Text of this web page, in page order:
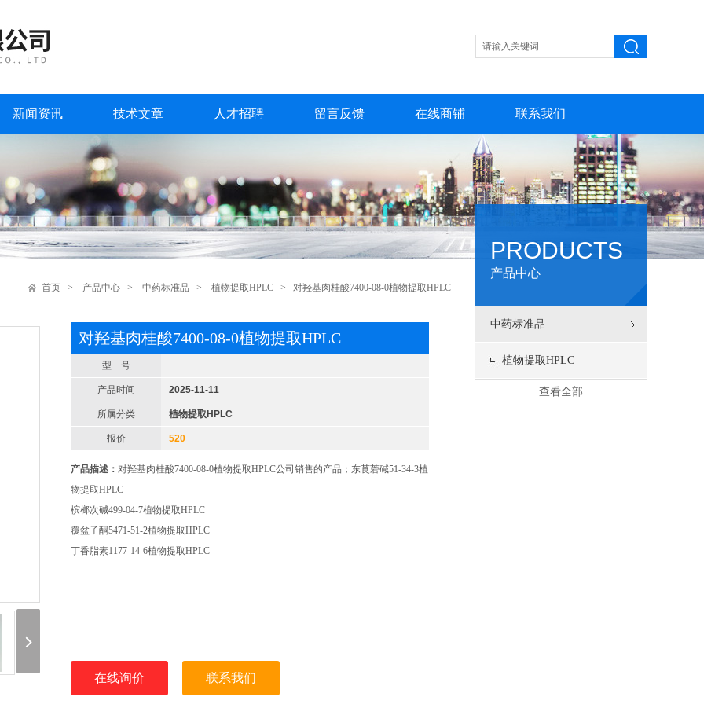
新闻资讯 技术文章 人才招聘 留言反馈 在线商铺 联系我们
PRODUCTS
产品中心
中药标准品
植物提取HPLC
查看全部
首页 > 产品中心 > 中药标准品 > 植物提取HPLC > 对羟基肉桂酸7400-08-0植物提取HPLC
对羟基肉桂酸7400-08-0植物提取HPLC
型 号
产品时间 2025-11-11
所属分类 植物提取HPLC
报价 520
产品描述： 对羟基肉桂酸7400-08-0植物提取HPLC公司销售的产品；东莨菪碱51-34-3植
物提取HPLC
槟榔次碱499-04-7植物提取HPLC
覆盆子酮5471-51-2植物提取HPLC
丁香脂素1177-14-6植物提取HPLC
在线询价 联系我们